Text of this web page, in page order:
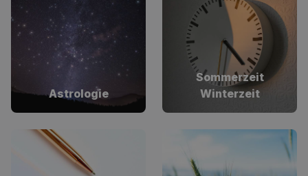
Astrologie
Sommerzeit
Winterzeit